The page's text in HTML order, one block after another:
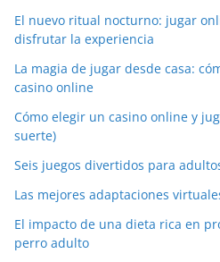
El nuevo ritual nocturno: jugar
disfrutar la experiencia
La magia de jugar desde casa:
casino online
Cómo elegir un casino online y
suerte)
Seis juegos divertidos para
Las mejores adaptaciones
El impacto de una dieta rica en
perro adulto